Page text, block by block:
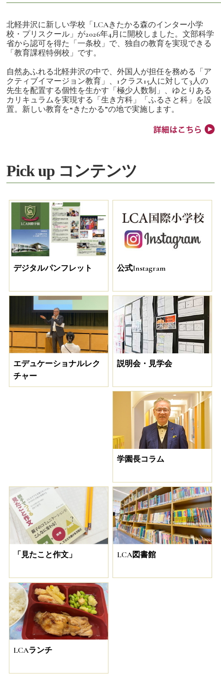
北軽井沢に新しい学校「LCAきたかる森のインター小学
校・プリスクール」が2026年4月に開校しました。文部科学
省から認可を得た「一条校」で、独自の教育を実現できる
「教育課程特例校」です。
自然あふれる北軽井沢の中で、外国人が担任を務める「ア
クティブイマージョン教育」、1クラス15人に対して3人の
先生を配置する個性を生かす「極少人数制」、ゆとりある
カリキュラムを実現する「生き方科」「ふるさと科」を設
置。新しい教育を“きたかる”の地で実施します。
Pick up コンテンツ
デジタルパンフレット 公式Instagram
エデュケーショナルレク
チャー
説明会・見学会
学園長コラム
「見たこと作文」 LCA図書館
LCAランチ